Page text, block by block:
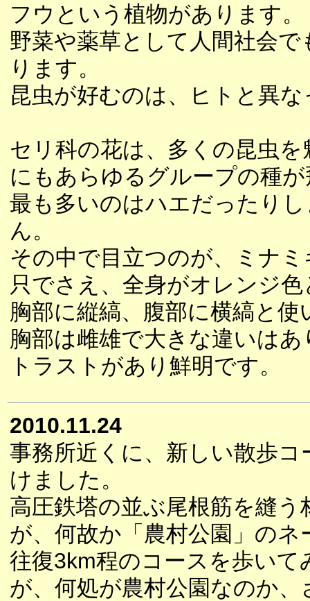
フウという植物があります。
野菜や薬草として人間社会
ります。
昆虫が好むのは、ヒトと異
セリ科の花は、多くの昆虫
にもあらゆるグループの種
最も多いのはハエだったり
ん。
その中で目立つのが、ミナ
只でさえ、全身がオレンジ
胸部に縦縞、腹部に横縞と
胸部は雌雄で大きな違いは
トラストがあり鮮明です。
2010.11.24
事務所近くに、新しい散歩コ
けました。
高圧鉄塔の並ぶ尾根筋を縫う
が、何故か「農村公園」のネ
往復3km程のコースを歩いて
が、何処が農村公園なのか、